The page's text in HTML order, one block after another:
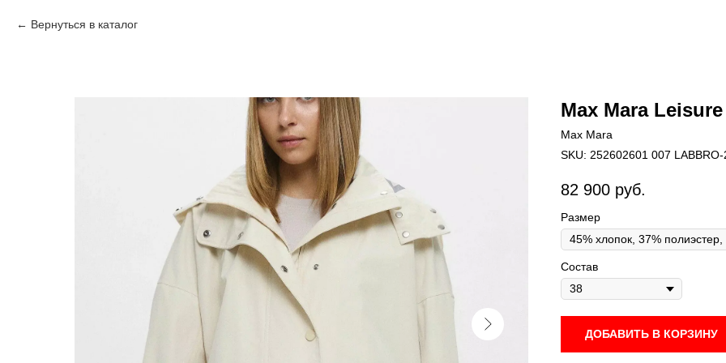
Вернуться в каталог
Max Mara Leisure
Max Mara
SKU: 252602601 007 LABBRO-
82 900 руб.
Размер
Состав
ДОБАВИТЬ В КОРЗИНУ